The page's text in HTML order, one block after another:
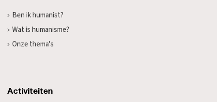
Ben ik humanist?
Wat is humanisme?
Onze thema's
Activiteiten